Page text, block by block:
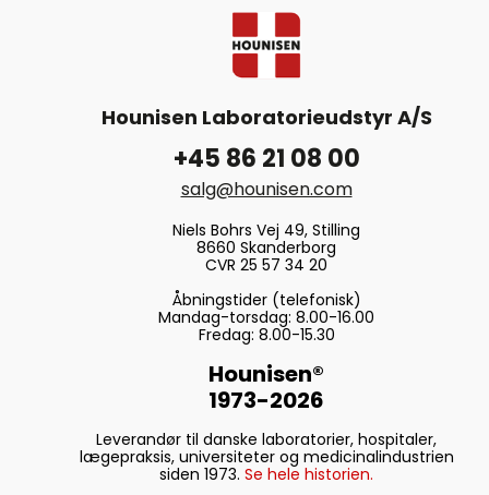
Hounisen Laboratorieudstyr A/S
+45 86 21 08 00
salg@hounisen.com
Niels Bohrs Vej 49, Stilling
8660 Skanderborg
CVR 25 57 34 20
Åbningstider (telefonisk)
Mandag-torsdag: 8.00-16.00
Fredag: 8.00-15.30
Hounisen®
1973-2026
Leverandør til danske laboratorier, hospitaler,
lægepraksis, universiteter og medicinalindustrien
siden 1973. Se hele historien.